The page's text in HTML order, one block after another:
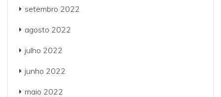
setembro 2022
agosto 2022
julho 2022
junho 2022
maio 2022